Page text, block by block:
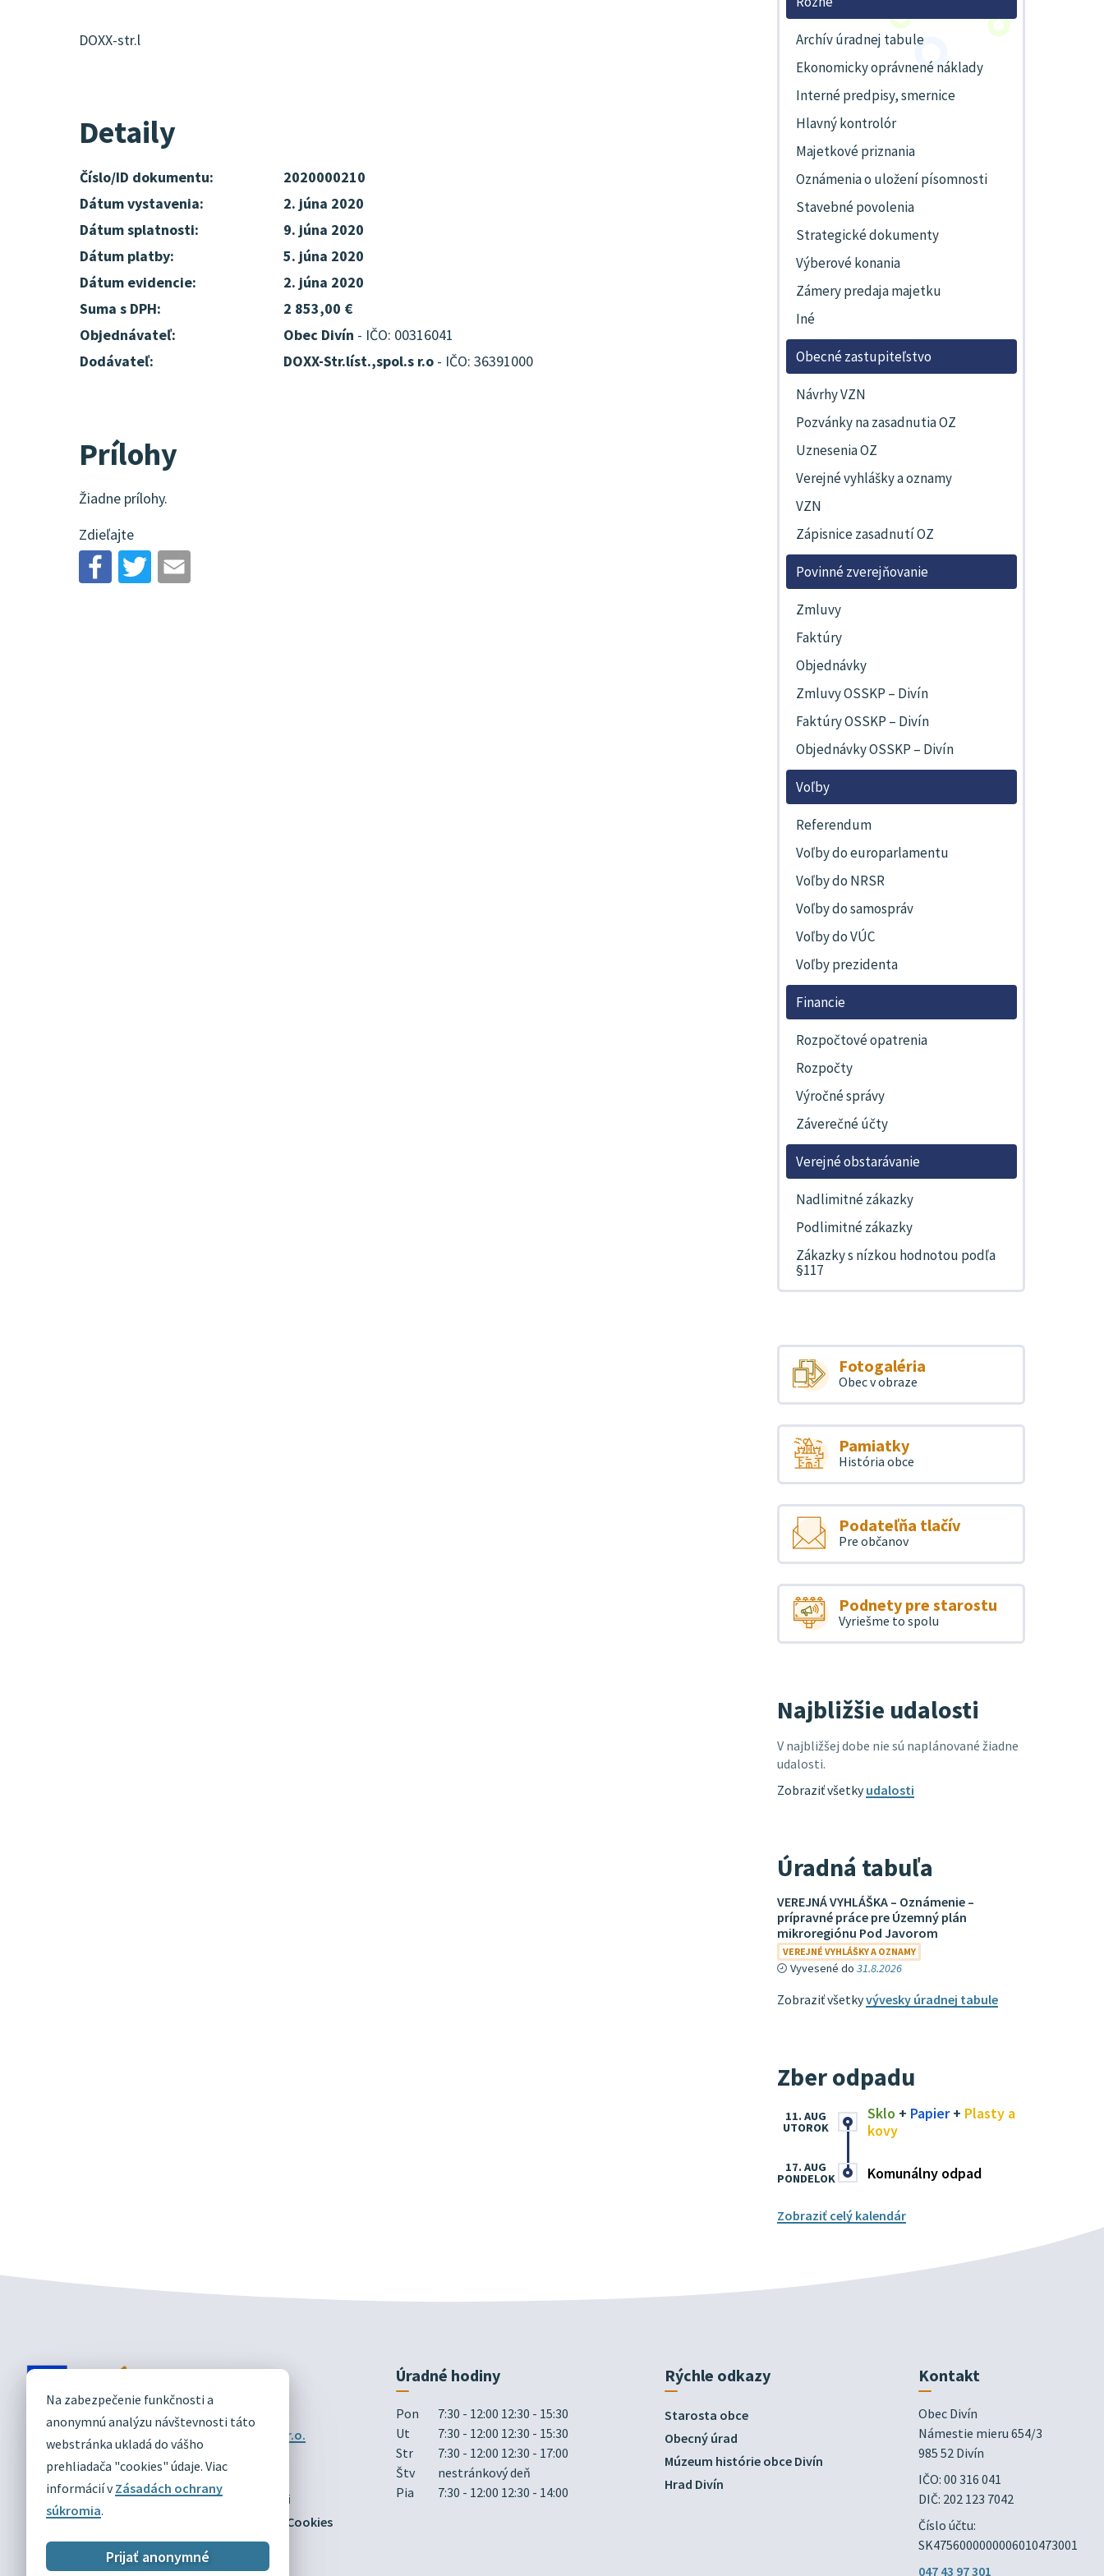
Na zabezpečenie funkčnosti a
anonymnú analýzu návštevnosti táto
webstránka ukladá do vášho
prehliadača "cookies" údaje. Viac
informácií vZásadách ochrany
súkromia.
Prijať anonymné
DOXX-str.l
Detaily
Číslo/ID dokumentu:
2020000210
Dátum vystavenia:
2. júna 2020
Dátum splatnosti:
9. júna 2020
Dátum platby:
5. júna 2020
Dátum evidencie:
2. júna 2020
Suma s DPH:
2 853,00 €
Objednávateľ:
Obec Divín - IČO: 00316041
Dodávateľ:
DOXX-Str.líst.,spol.s r.o - IČO: 36391000
Prílohy
Žiadne prílohy.
Zdieľajte
Archív úradnej tabule
Ekonomicky oprávnené náklady
Interné predpisy, smernice
Hlavný kontrolór
Majetkové priznania
Oznámenia o uložení písomnosti
Stavebné povolenia
Strategické dokumenty
Výberové konania
Zámery predaja majetku
Iné
Obecné zastupiteľstvo
Návrhy VZN
Pozvánky na zasadnutia OZ
Uznesenia OZ
Verejné vyhlášky a oznamy
VZN
Zápisnice zasadnutí OZ
Povinné zverejňovanie
Zmluvy
Faktúry
Objednávky
Zmluvy OSSKP – Divín
Faktúry OSSKP – Divín
Objednávky OSSKP – Divín
Voľby
Referendum
Voľby do europarlamentu
Voľby do NRSR
Voľby do samospráv
Voľby do VÚC
Voľby prezidenta
Financie
Rozpočtové opatrenia
Rozpočty
Výročné správy
Záverečné účty
Verejné obstarávanie
Nadlimitné zákazky
Podlimitné zákazky
Zákazky s nízkou hodnotou podľa
§117
Fotogaléria
Obec v obraze
Pamiatky
História obce
Podateľňa tlačív
Pre občanov
Podnety pre starostu
Vyriešme to spolu
Najbližšie udalosti
V najbližšej dobe nie sú naplánované žiadne
udalosti.
Zobraziť všetkyudalosti
Úradná tabuľa
VEREJNÁ VYHLÁŠKA – Oznámenie –
prípravné práce pre Územný plán
mikroregiónu Pod Javorom
VEREJNÉ VYHLÁŠKY A OZNAMY
Vyvesené do 31.8.2026
Zobraziť všetkyvývesky úradnej tabule
Zber odpadu
Sklo + Papier+ Plasty a
kovy
11. AUG
UTOROK
Komunálny odpad
17. AUG
PONDELOK
Zobraziť celý kalendár
DIVÍN
OFICIÁLNE STRÁNKY
Technický prevádzkovateľ:
Alphabet partner s.r.o.
Správca obsahu:Obec Divín
Posledná aktualizácia:03.08.2026
Mapa
Vyhlásenie o prístupnosti
Zásady ochrany osobných údajov
Nastaviť Cookies
Úradné hodiny
Pon
7:30 - 12:00 12:30 - 15:30
Ut
7:30 - 12:00 12:30 - 15:30
Str
7:30 - 12:00 12:30 - 17:00
Štv
nestránkový deň
Pia
7:30 - 12:00 12:30 - 14:00
Rýchle odkazy
Starosta obce
Obecný úrad
Múzeum histórie obce Divín
Hrad Divín
Kontakt
Obec Divín
Námestie mieru 654/3
985 52 Divín
IČO: 00 316 041
DIČ: 202 123 7042
Číslo účtu:
SK4756000000006010473001
047 43 97 301